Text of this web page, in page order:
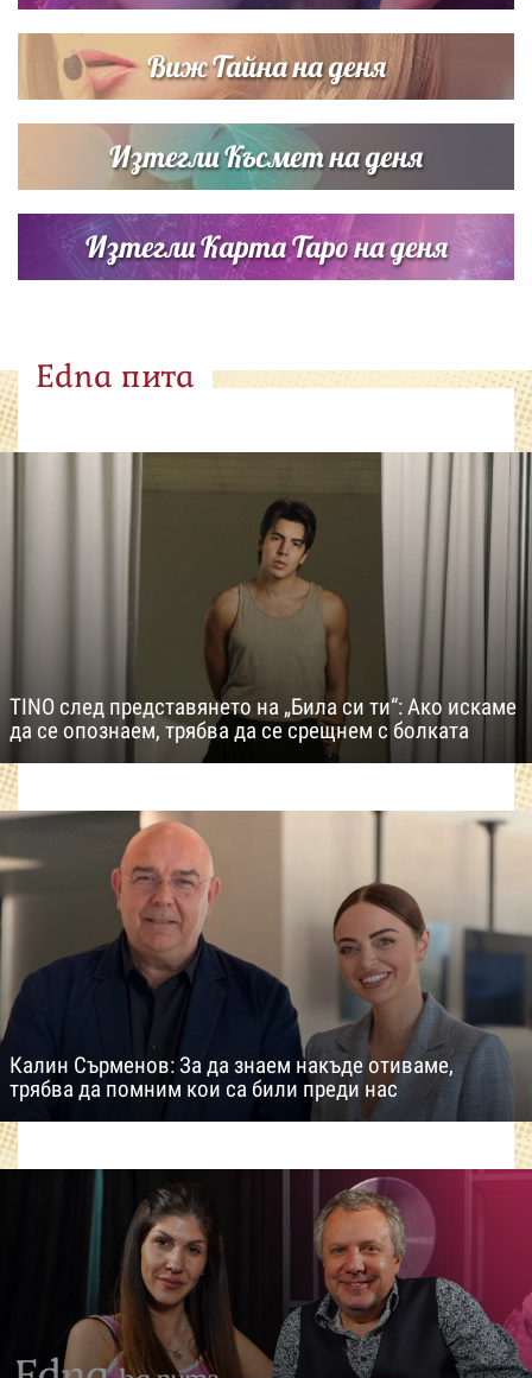
Виж Тайна на деня
Изтегли Късмет на деня
Изтегли Карта Таро на деня
Edna пита
TINO след представянето на „Била си ти“: Ако искаме
да се опознаем, трябва да се срещнем с болката
Калин Сърменов: За да знаем накъде отиваме,
трябва да помним кои са били преди нас